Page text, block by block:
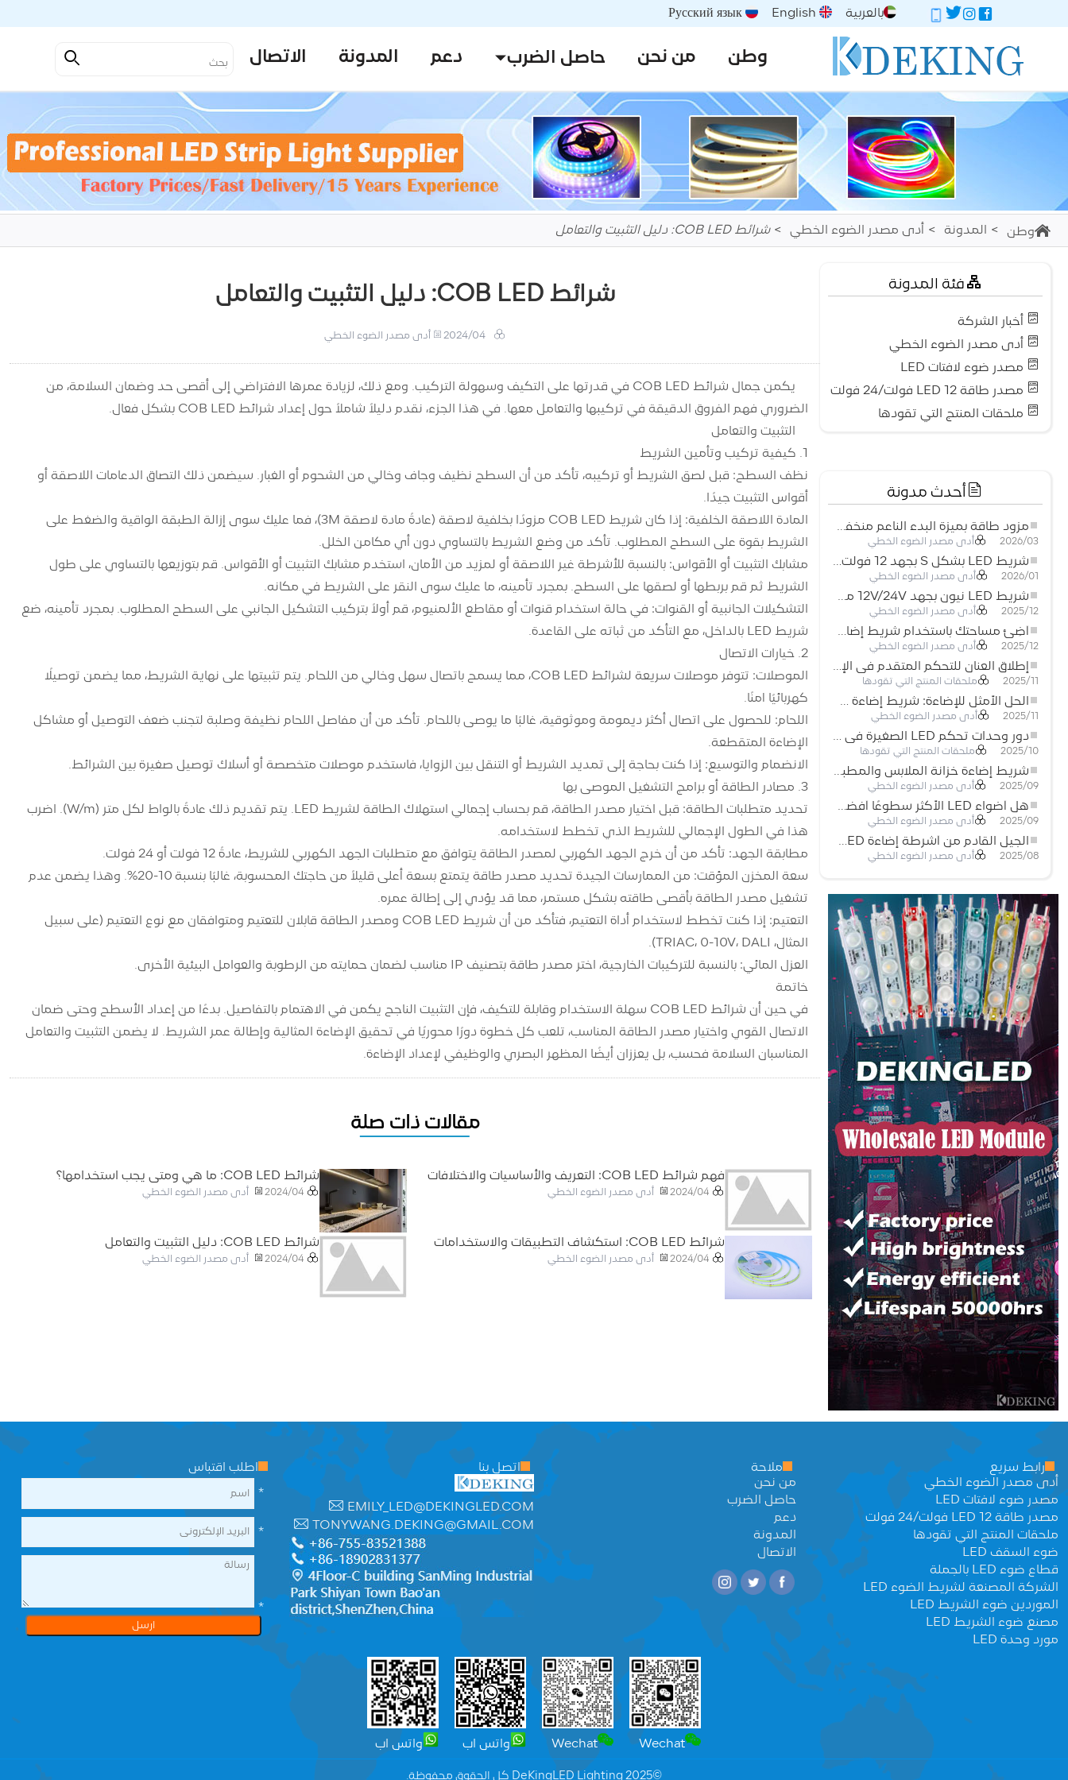
بالعربية English
Русский язык
وطن من نحن حاصل الضرب دعم المدونة الاتصال
وطن المدونة أدى مصدر الضوء الخطي شرائط COB LED: دليل التثبيت والتعامل
فئة المدونة
أخبار الشركة
أدى مصدر الضوء الخطي
مصدر ضوء لافتات LED
مصدر طاقة LED 12 فولت/24 فولت
ملحقات المنتج التي تقودها
أحدث مدونة
مزود طاقة بميزة البدء الناعم منخفض الجهد لأنظمة إضاءة LED
2026/03 أدى مصدر الضوء الخطي
شريط LED بشكل S بجهد 12 فولت: حل إضاءة مرن وفعال للتصميمات الحديثة
2026/01 أدى مصدر الضوء الخطي
شريط LED نيون بجهد 12V/24V مع إمكانية القص كل 3 مصابيح: حل إضاءة نيون عصري لكل المساحات
2025/12 أدى مصدر الضوء الخطي
أضِئ مساحتك باستخدام شريط إضاءة LED نيون مرن منخفض الجهد
2025/12 أدى مصدر الضوء الخطي
إطلاق العنان للتحكم المتقدم في الإضاءة: المزايا الرئيسية لجهاز التحكم RGBW 5–24 فولت
2025/11 ملحقات المنتج التي تقودها
الحل الأمثل للإضاءة: شريط إضاءة LED مرن عالي الكثافة COB FOB للإضاءة الحديثة
2025/11 أدى مصدر الضوء الخطي
دور وحدات تحكم LED الصغيرة في مشاريع إضاءة شريط LED
2025/10 ملحقات المنتج التي تقودها
شريط إضاءة خزانة الملابس والمطبخ: شريط COB LED اللمسي الذي يعيد تعريف الإضاءة المنزلية والتجارية
2025/09 أدى مصدر الضوء الخطي
هل أضواء LED الأكثر سطوعًا أفضل؟
2025/09 أدى مصدر الضوء الخطي
الجيل القادم من أشرطة إضاءة LED: قابلة للقطع بحرية لإمكانيات غير محدودة
2025/08 أدى مصدر الضوء الخطي
شرائط COB LED: دليل التثبيت والتعامل
2024/04 أدى مصدر الضوء الخطي
يكمن جمال شرائط COB LED في قدرتها على التكيف وسهولة التركيب. ومع ذلك، لزيادة عمرها الافتراضي إلى أقصى حد وضمان السلامة، من
الضروري فهم الفروق الدقيقة في تركيبها والتعامل معها. في هذا الجزء، نقدم دليلاً شاملاً حول إعداد شرائط COB LED بشكل فعال.
التثبيت والتعامل
نظف السطح: قبل لصق الشريط أو تركيبه، تأكد من أن السطح نظيف وجاف وخالي من الشحوم أو الغبار. سيضمن ذلك التصاق الدعامات اللاصقة أو
أقواس التثبيت جيدًا.
المادة اللاصقة الخلفية: إذا كان شريط COB LED مزودًا بخلفية لاصقة (عادةً مادة لاصقة 3M)، فما عليك سوى إزالة الطبقة الواقية والضغط على
الشريط بقوة على السطح المطلوب. تأكد من وضع الشريط بالتساوي دون أي مكامن الخلل.
مشابك التثبيت أو الأقواس: بالنسبة للأشرطة غير اللاصقة أو لمزيد من الأمان، استخدم مشابك التثبيت أو الأقواس. قم بتوزيعها بالتساوي على طول
الشريط ثم قم بربطها أو لصقها على السطح. بمجرد تأمينه، ما عليك سوى النقر على الشريط في مكانه.
التشكيلات الجانبية أو القنوات: في حالة استخدام قنوات أو مقاطع الألمنيوم، قم أولاً بتركيب التشكيل الجانبي على السطح المطلوب. بمجرد تأمينه، ضع
شريط LED بالداخل، مع التأكد من ثباته على القاعدة.
2. خيارات الاتصال
الموصلات: تتوفر موصلات سريعة لشرائط COB LED، مما يسمح باتصال سهل وخالي من اللحام. يتم تثبيتها على نهاية الشريط، مما يضمن توصيلًا
كهربائيًا آمنًا.
اللحام: للحصول على اتصال أكثر ديمومة وموثوقية، غالبًا ما يوصى باللحام. تأكد من أن مفاصل اللحام نظيفة وصلبة لتجنب ضعف التوصيل أو مشاكل
الإضاءة المتقطعة.
الانضمام والتوسيع: إذا كنت بحاجة إلى تمديد الشريط أو التنقل بين الزوايا، فاستخدم موصلات متخصصة أو أسلاك توصيل صغيرة بين الشرائط.
3. مصادر الطاقة أو برامج التشغيل الموصى بها
تحديد متطلبات الطاقة: قبل اختيار مصدر الطاقة، قم بحساب إجمالي استهلاك الطاقة لشريط LED. يتم تقديم ذلك عادةً بالواط لكل متر (W/m). اضرب
هذا في الطول الإجمالي للشريط الذي تخطط لاستخدامه.
مطابقة الجهد: تأكد من أن خرج الجهد الكهربي لمصدر الطاقة يتوافق مع متطلبات الجهد الكهربي للشريط، عادةً 12 فولت أو 24 فولت.
سعة المخزن المؤقت: من الممارسات الجيدة تحديد مصدر طاقة يتمتع بسعة أعلى قليلاً من حاجتك المحسوبة، غالبًا بنسبة 10-20%. وهذا يضمن عدم
تشغيل مصدر الطاقة بأقصى طاقته بشكل مستمر، مما قد يؤدي إلى إطالة عمره.
التعتيم: إذا كنت تخطط لاستخدام أداة التعتيم، فتأكد من أن شريط COB LED ومصدر الطاقة قابلان للتعتيم ومتوافقان مع نوع التعتيم (على سبيل
المثال، TRIAC، 0-10V، DALI).
العزل المائي: بالنسبة للتركيبات الخارجية، اختر مصدر طاقة بتصنيف IP مناسب لضمان حمايته من الرطوبة والعوامل البيئية الأخرى.
خاتمة
في حين أن شرائط COB LED سهلة الاستخدام وقابلة للتكيف، فإن التثبيت الناجح يكمن في الاهتمام بالتفاصيل. بدءًا من إعداد الأسطح وحتى ضمان
الاتصال القوي واختيار مصدر الطاقة المناسب، تلعب كل خطوة دورًا محوريًا في تحقيق الإضاءة المثالية وإطالة عمر الشريط. لا يضمن التثبيت والتعامل
المناسبان السلامة فحسب، بل يعززان أيضًا المظهر البصري والوظيفي لإعداد الإضاءة.
مقالات ذات صلة
فهم شرائط COB LED: التعريف والأساسيات والاختلافات
2024/04 أدى مصدر الضوء الخطي
شرائط COB LED: ما هي ومتى يجب استخدامها؟
2024/04 أدى مصدر الضوء الخطي
شرائط COB LED: استكشاف التطبيقات والاستخدامات
2024/04 أدى مصدر الضوء الخطي
شرائط COB LED: دليل التثبيت والتعامل
2024/04 أدى مصدر الضوء الخطي
رابط سريع
أدى مصدر الضوء الخطي
مصدر ضوء لافتات LED
مصدر طاقة LED 12 فولت/24 فولت
ملحقات المنتج التي تقودها
ضوء السقف LED
قطاع ضوء LED بالجملة
الشركة المصنعة لشريط الضوء LED
الموردين ضوء الشريط LED
مصنع ضوء الشريط LED
مورد وحدة LED
ملاحة
من نحن
حاصل الضرب
دعم
المدونة
الاتصال
اتصل بنا
EMILY_LED@DEKINGLED.COM
TONYWANG.DEKING@GMAIL.COM
اطلب اقتباس
*
*
*
ارسل
Wechat
Wechat واتس اب واتس اب
©2025 DeKingLED Lighting كل الحقوق محفوظة.